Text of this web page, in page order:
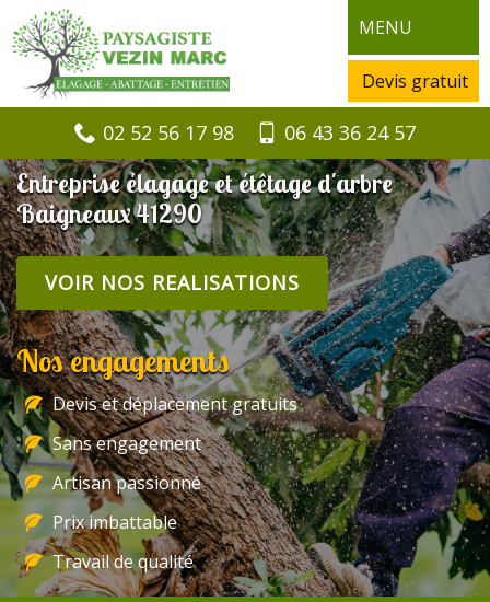
MENU
Devis gratuit
02 52 56 17 98 06 43 36 24 57
Entreprise élagage et étêtage d'arbre
Baigneaux 41290
VOIR NOS REALISATIONS
Nos engagements
Devis et déplacement gratuits
Sans engagement
Artisan passionné
Prix imbattable
Travail de qualité